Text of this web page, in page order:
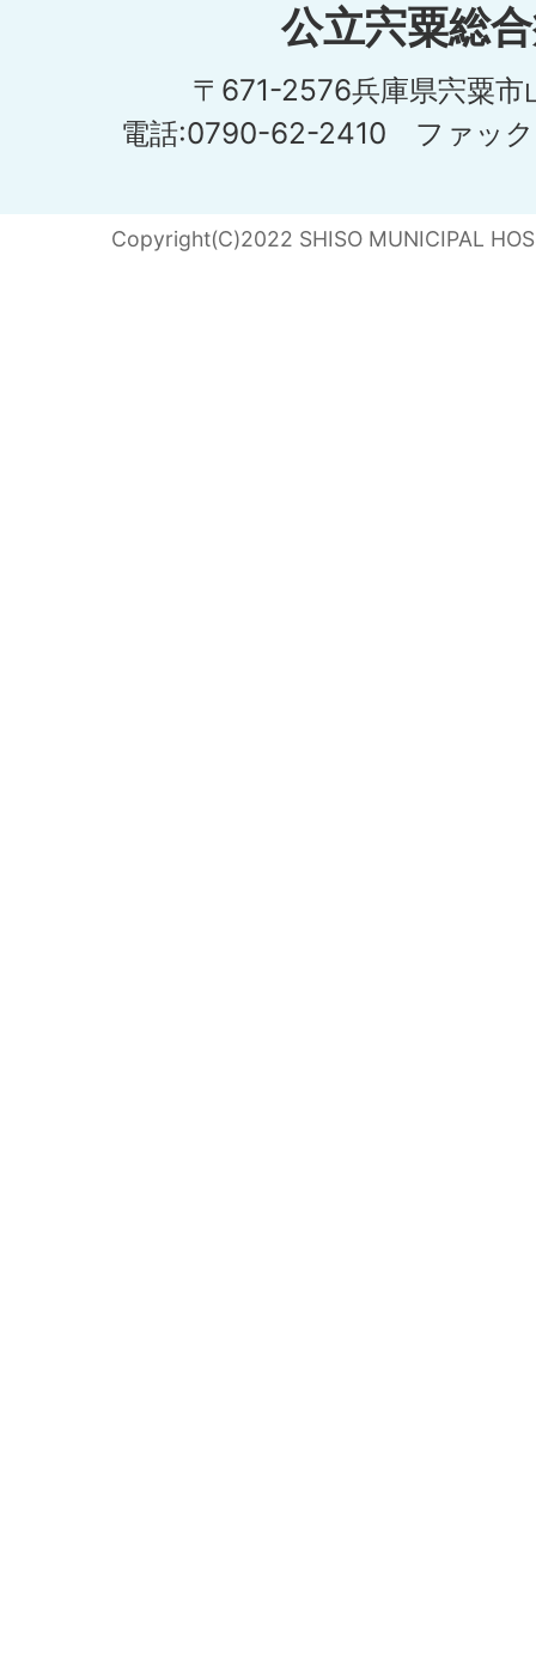
公立宍粟総
〒671-2576兵庫県宍粟市
電話:0790-62-2410 ファッ
Copyright(C)2022 SHISO MUNICIPAL